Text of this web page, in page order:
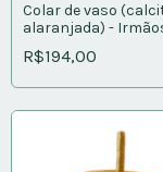
Colar de vaso
alaranjada) -
Santiago
R$194,00